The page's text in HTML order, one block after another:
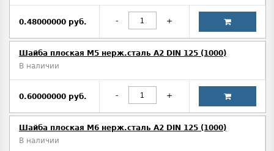
0.48000000 руб. - +
Шайба плоская M5 нерж.сталь А2 DIN 125 (1000)
В наличии
0.60000000 руб. - +
Шайба плоская М6 нерж.сталь А2 DIN 125 (1000)
В наличии